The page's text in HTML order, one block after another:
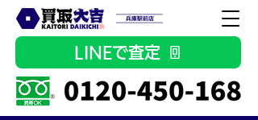
LINEで査定